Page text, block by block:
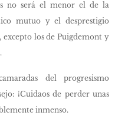
no será el menor el de la
mutuo y el desprestigio
los de Puigdemont y
del progresismo
¡Cuidaos de perder unas
inmenso.